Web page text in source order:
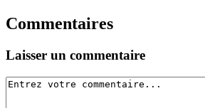
Commentaires
Laisser un commentaire